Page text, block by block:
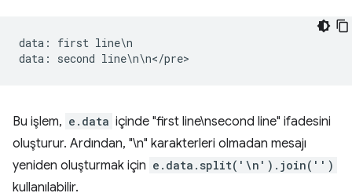
data : first line\n
data : second line\n\n</pre
Bu işlem, e.data içinde "first line\nsecond line" ifadesini
oluşturur. Ardından, "\n" karakterleri olmadan mesajı
yeniden oluşturmak için e.data.split('\n').join('')
kullanılabilir.